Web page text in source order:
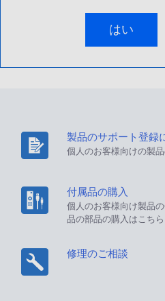
はい
製品のサポート登録
個人のお客様向けの製
付属品の購入
個人のお客様向け製品
品の部品の購入はこちら
修理のご相談